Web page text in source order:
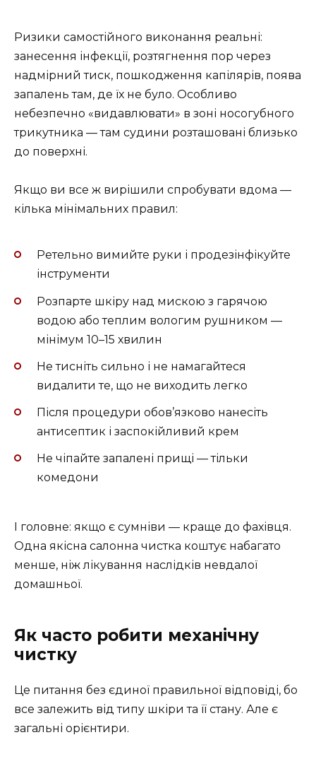
Ризики самостійного виконання реальні:
занесення інфекції, розтягнення пор через
надмірний тиск, пошкодження капілярів, поява
запалень там, де їх не було. Особливо
небезпечно «видавлювати» в зоні носогубного
трикутника — там судини розташовані близько
до поверхні.
Якщо ви все ж вирішили спробувати вдома —
кілька мінімальних правил:
Ретельно вимийте руки і продезінфікуйте
інструменти
Розпарте шкіру над мискою з гарячою
водою або теплим вологим рушником —
мінімум 10–15 хвилин
Не тисніть сильно і не намагайтеся
видалити те, що не виходить легко
Після процедури обов’язково нанесіть
антисептик і заспокійливий крем
Не чіпайте запалені прищі — тільки
комедони
І головне: якщо є сумніви — краще до фахівця.
Одна якісна салонна чистка коштує набагато
менше, ніж лікування наслідків невдалої
домашньої.
Як часто робити механічну
чистку
Це питання без єдиної правильної відповіді, бо
все залежить від типу шкіри та її стану. Але є
загальні орієнтири.